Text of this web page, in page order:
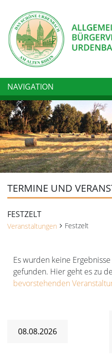
NAVIGATION
TERMINE UND
FESTZELT
Veranstaltungen Festzelt
Hinweis
Es wurden keine
gefunden. Hier geht es zu
bevorstehenden
08.08.2026